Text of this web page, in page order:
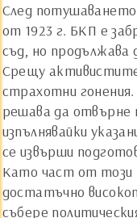
След
от 1923 г. БКП е
съд, но продължава
Срещу
страхотни
решава да отвърне
изпълнявайки
се извърши
Като част от този
достатъчно
събере